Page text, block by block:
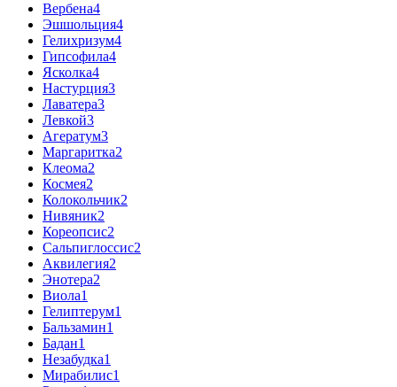
Вербена4
Эшшольция4
Гелихризум4
Гипсофила4
Ясколка4
Настурция3
Лаватера3
Левкой3
Агератум3
Маргаритка2
Клеома2
Космея2
Колокольчик2
Нивяник2
Кореопсис2
Сальпиглоссис2
Аквилегия2
Энотера2
Виола1
Гелиптерум1
Бальзамин1
Бадан1
Незабудка1
Мирабилис1